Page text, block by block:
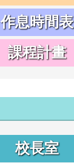
作息時間表
課程計畫
校長室